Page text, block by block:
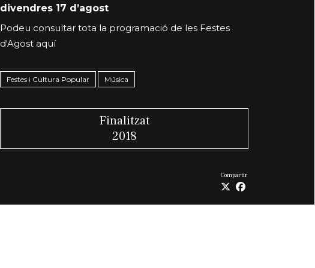
divendres 17 d’agost
Podeu consultar tota la programació de les Festes
d'Agost aquí
Festes i Cultura Popular Música
Finalitzat
2018
Compartir